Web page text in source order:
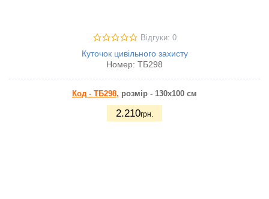
Відгуки: 0
Куточок цивільного захисту
Номер: ТБ298
Код - ТБ298, розмір - 130х100 см
2.210грн.